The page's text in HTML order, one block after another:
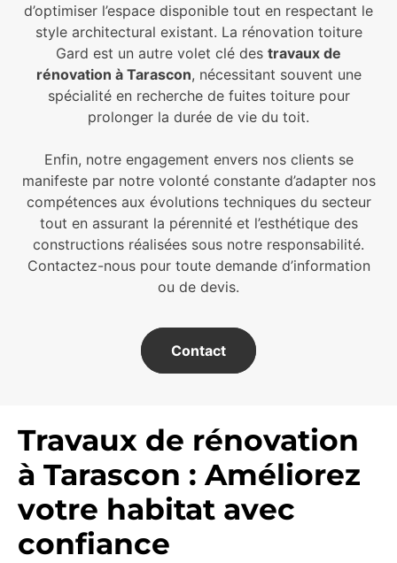
d’optimiser l’espace disponible tout en respectant le
style architectural existant. La rénovation toiture
Gard est un autre volet clé des travaux de
rénovation à Tarascon, nécessitant souvent une
spécialité en recherche de fuites toiture pour
prolonger la durée de vie du toit.
Enfin, notre engagement envers nos clients se
manifeste par notre volonté constante d’adapter nos
compétences aux évolutions techniques du secteur
tout en assurant la pérennité et l’esthétique des
constructions réalisées sous notre responsabilité.
Contactez-nous pour toute demande d’information
ou de devis.
Contact
Travaux de rénovation
à Tarascon : Améliorez
votre habitat avec
confiance